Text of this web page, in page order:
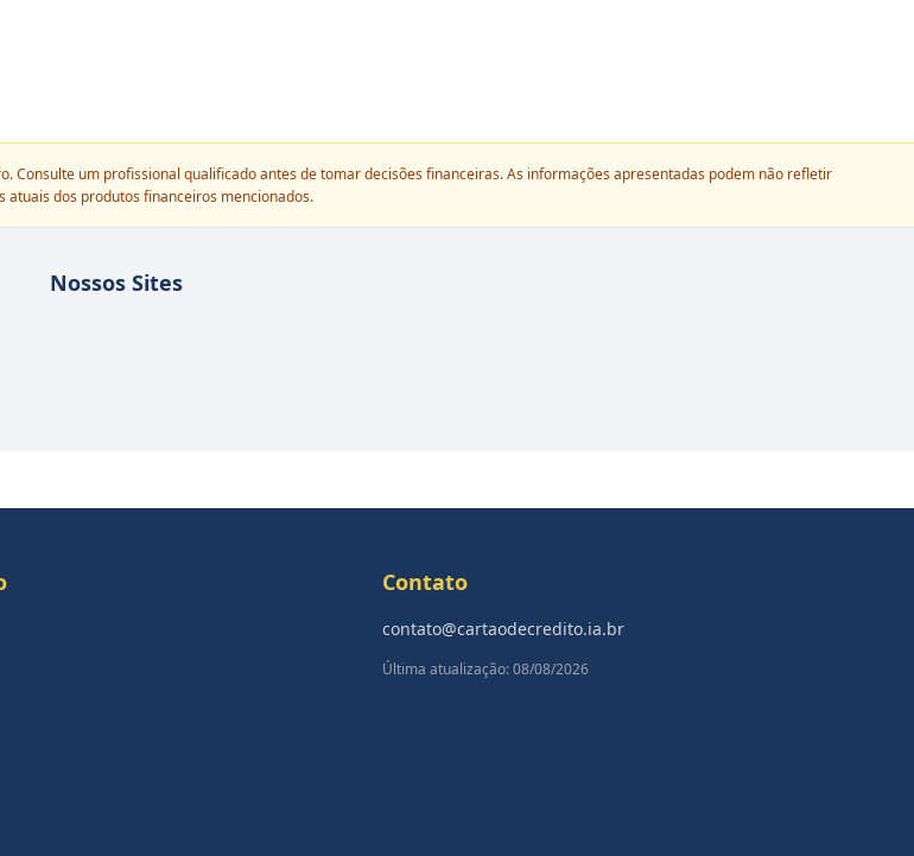
Consulte um profissional qualificado antes de tomar decisões financeiras. As informações apresentadas podem não refletir
atuais dos produtos financeiros mencionados.
Nossos Sites
Contato
contato@cartaodecredito.ia.br
Última atualização: 08/08/2026